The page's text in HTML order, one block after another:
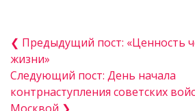
❮ Предыдущий пост: «Ценность
жизни»
Следующий пост: День начала
контрнаступления советских